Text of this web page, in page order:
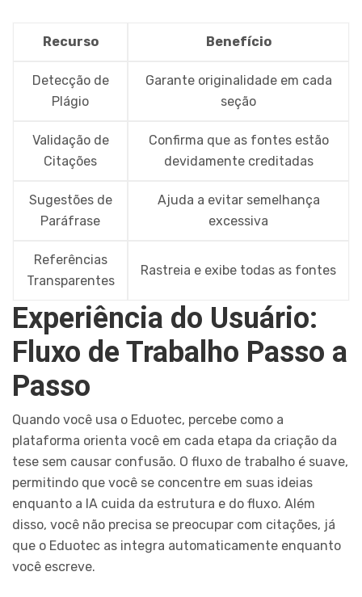
Recurso Benefício
Detecção de
Plágio
Garante originalidade em cada
seção
Validação de
Citações
Confirma que as fontes estão
devidamente creditadas
Sugestões de
Paráfrase
Ajuda a evitar semelhança
excessiva
Referências
Transparentes
Rastreia e exibe todas as fontes
Experiência do Usuário:
Fluxo de Trabalho Passo a
Passo
Quando você usa o Eduotec, percebe como a
plataforma orienta você em cada etapa da criação da
tese sem causar confusão. O fluxo de trabalho é suave,
permitindo que você se concentre em suas ideias
enquanto a IA cuida da estrutura e do fluxo. Além
disso, você não precisa se preocupar com citações, já
que o Eduotec as integra automaticamente enquanto
você escreve.